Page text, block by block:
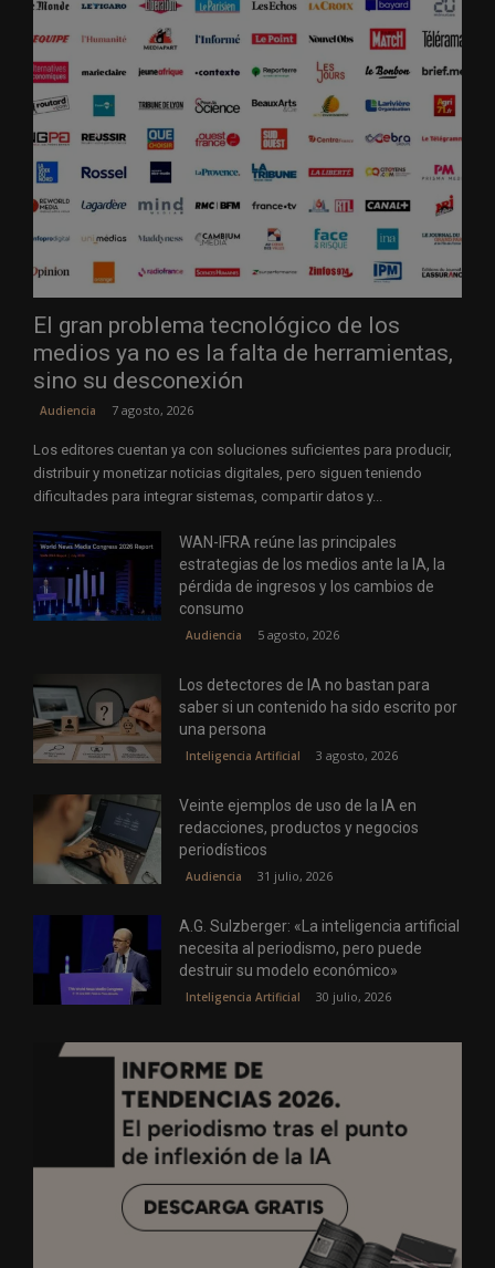
El gran problema tecnológico de los
medios ya no es la falta de herramientas,
sino su desconexión
Audiencia 7 agosto, 2026
Los editores cuentan ya con soluciones suficientes para producir,
distribuir y monetizar noticias digitales, pero siguen teniendo
dificultades para integrar sistemas, compartir datos y...
WAN-IFRA reúne las principales
estrategias de los medios ante la IA, la
pérdida de ingresos y los cambios de
consumo
Audiencia 5 agosto, 2026
Los detectores de IA no bastan para
saber si un contenido ha sido escrito por
una persona
Inteligencia Artificial 3 agosto, 2026
Veinte ejemplos de uso de la IA en
redacciones, productos y negocios
periodísticos
Audiencia 31 julio, 2026
A.G. Sulzberger: «La inteligencia artificial
necesita al periodismo, pero puede
destruir su modelo económico»
Inteligencia Artificial 30 julio, 2026